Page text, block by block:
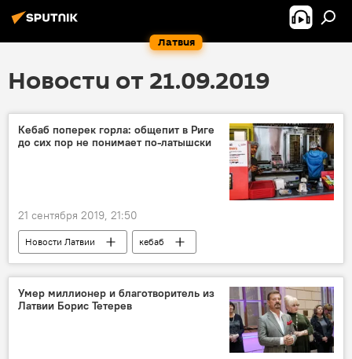
Латвия
Новости от 21.09.2019
Кебаб поперек горла: общепит в Риге
до сих пор не понимает по-латышски
21 сентября 2019, 21:50
Новости Латвии
кебаб
латышский язык
Рига
Умер миллионер и благотворитель из
Латвии Борис Тетерев